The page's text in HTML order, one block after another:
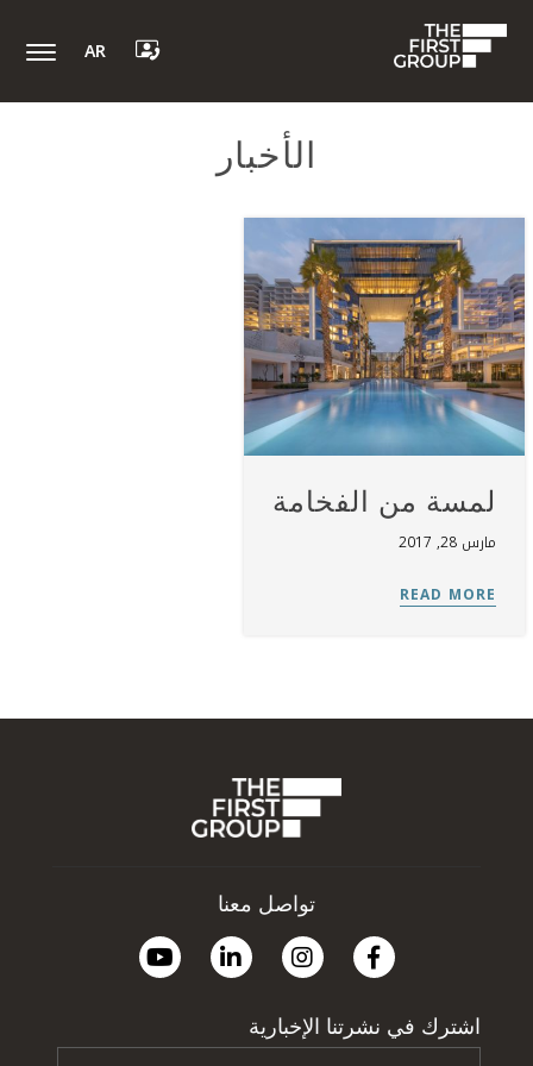
AR
الأخبار
لمسة من الفخامة
مارس 28, 2017
تواصل معنا
اشترك في نشرتنا الإخبارية